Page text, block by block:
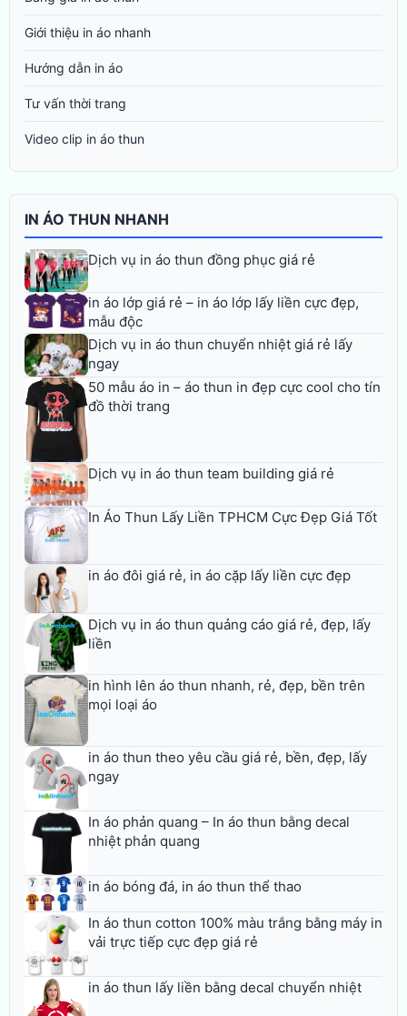
Giới thiệu in áo nhanh
Hướng dẫn in áo
Tư vấn thời trang
Video clip in áo thun
IN ÁO THUN NHANH
Dịch vụ in áo thun đồng phục giá rẻ
in áo lớp giá rẻ – in áo lớp lấy liền cực đẹp,
mẫu độc
Dịch vụ in áo thun chuyển nhiệt giá rẻ lấy
ngay
50 mẫu áo in – áo thun in đẹp cực cool cho tín
đồ thời trang
Dịch vụ in áo thun team building giá rẻ
In Áo Thun Lấy Liền TPHCM Cực Đẹp Giá Tốt
in áo đôi giá rẻ, in áo cặp lấy liền cực đẹp
Dịch vụ in áo thun quảng cáo giá rẻ, đẹp, lấy
liền
in hình lên áo thun nhanh, rẻ, đẹp, bền trên
mọi loại áo
in áo thun theo yêu cầu giá rẻ, bền, đẹp, lấy
ngay
In áo phản quang – In áo thun bằng decal
nhiệt phản quang
in áo bóng đá, in áo thun thể thao
In áo thun cotton 100% màu trắng bằng máy in
vải trực tiếp cực đẹp giá rẻ
in áo thun lấy liền bằng decal chuyển nhiệt